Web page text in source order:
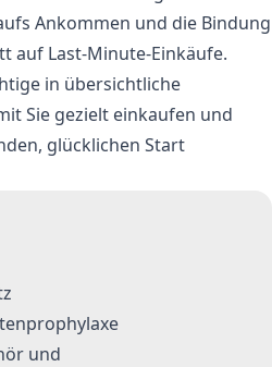
Ankommen und die Bindung
auf Last-Minute-Einkäufe.
in übersichtliche
Sie gezielt einkaufen und
glücklichen Start
und